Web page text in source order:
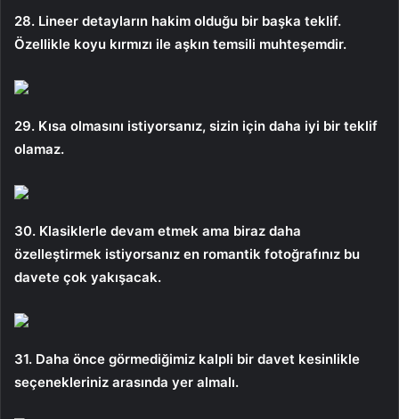
28. Lineer detayların hakim olduğu bir başka teklif.
Özellikle koyu kırmızı ile aşkın temsili muhteşemdir.
29. Kısa olmasını istiyorsanız, sizin için daha iyi bir teklif
olamaz.
30. Klasiklerle devam etmek ama biraz daha
özelleştirmek istiyorsanız en romantik fotoğrafınız bu
davete çok yakışacak.
31. Daha önce görmediğimiz kalpli bir davet kesinlikle
seçenekleriniz arasında yer almalı.